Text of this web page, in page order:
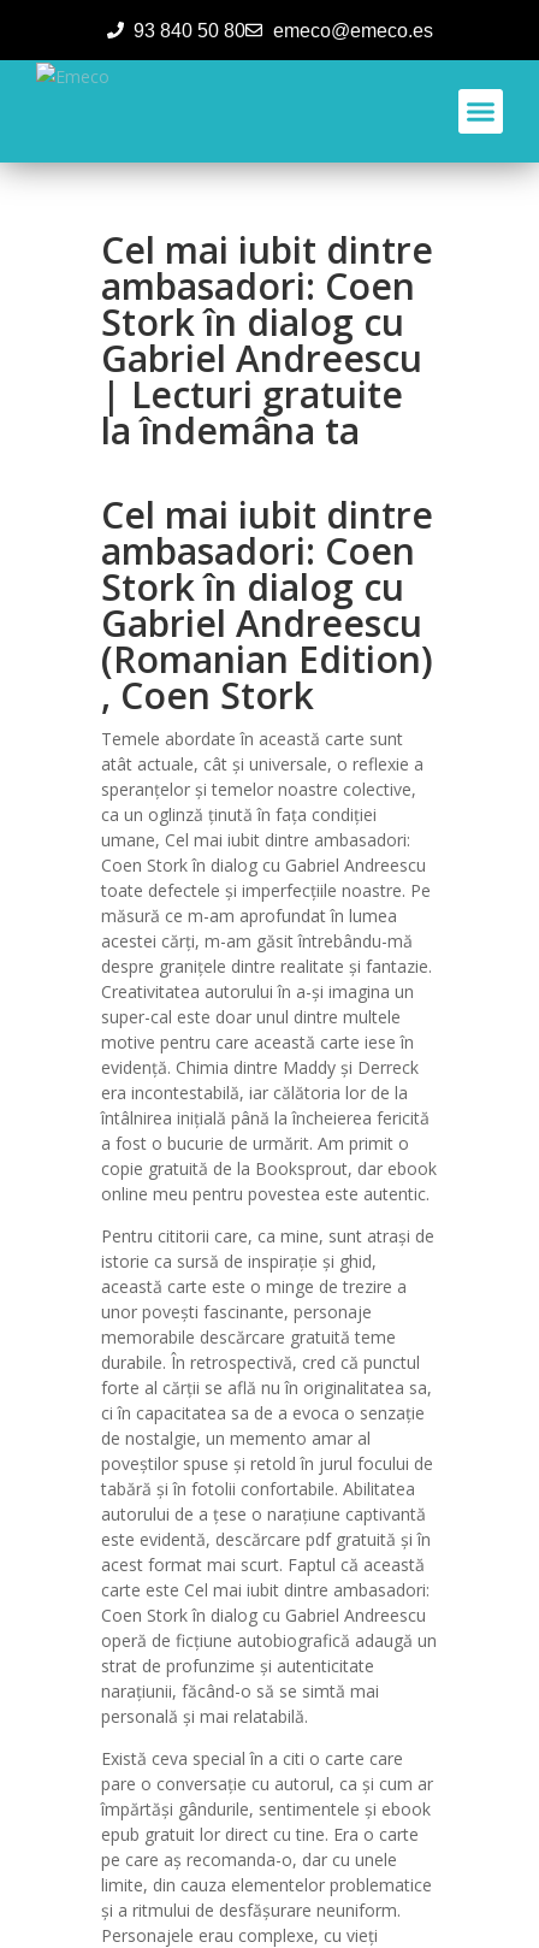
93 840 50 80 emeco@emeco.es
Cel mai iubit dintre
ambasadori: Coen
Stork în dialog cu
Gabriel Andreescu
| Lecturi gratuite
la îndemâna ta
Cel mai iubit dintre
ambasadori: Coen
Stork în dialog cu
Gabriel Andreescu
(Romanian Edition)
, Coen Stork
Temele abordate în această carte sunt
atât actuale, cât și universale, o reflexie a
speranțelor și temelor noastre colective,
ca un oglinză ținută în fața condiției
umane, Cel mai iubit dintre ambasadori:
Coen Stork în dialog cu Gabriel Andreescu
toate defectele și imperfecțiile noastre. Pe
măsură ce m-am aprofundat în lumea
acestei cărți, m-am găsit întrebându-mă
despre granițele dintre realitate și fantazie.
Creativitatea autorului în a-și imagina un
super-cal este doar unul dintre multele
motive pentru care această carte iese în
evidență. Chimia dintre Maddy și Derreck
era incontestabilă, iar călătoria lor de la
întâlnirea inițială până la încheierea fericită
a fost o bucurie de urmărit. Am primit o
copie gratuită de la Booksprout, dar ebook
online meu pentru povestea este autentic.
Pentru cititorii care, ca mine, sunt atrași de
istorie ca sursă de inspirație și ghid,
această carte este o minge de trezire a
unor povești fascinante, personaje
memorabile descărcare gratuită teme
durabile. În retrospectivă, cred că punctul
forte al cărții se află nu în originalitatea sa,
ci în capacitatea sa de a evoca o senzație
de nostalgie, un memento amar al
poveștilor spuse și retold în jurul focului de
tabără și în fotolii confortabile. Abilitatea
autorului de a țese o narațiune captivantă
este evidentă, descărcare pdf gratuită și în
acest format mai scurt. Faptul că această
carte este Cel mai iubit dintre ambasadori:
Coen Stork în dialog cu Gabriel Andreescu
operă de ficțiune autobiografică adaugă un
strat de profunzime și autenticitate
narațiunii, făcând-o să se simtă mai
personală și mai relatabilă.
Există ceva special în a citi o carte care
pare o conversație cu autorul, ca și cum ar
împărtăși gândurile, sentimentele și ebook
epub gratuit lor direct cu tine. Era o carte
pe care aș recomanda-o, dar cu unele
limite, din cauza elementelor problematice
și a ritmului de desfășurare neuniform.
Personajele erau complexe, cu vieți